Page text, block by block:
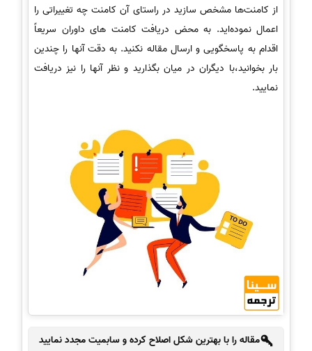
از کامنت‌ها مشخص سازید در راستای آن کامنت چه تغییراتی را
اعمال نموده‌‌اید. به محض دریافت کامنت های داوران سریعاً
اقدام به پاسخگویی و ارسال مقاله نکنید. به دقت آنها را چندین
بار بخوانید،با دیگران در میان بگذارید و نظر آنها را نیز دریافت
نمایید.
مقاله را با بهترین شکل اصلاح کرده و سابمیت مجدد نمایید